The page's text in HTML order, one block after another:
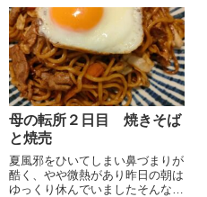
が元気に育っているところですこ
の調子で枯らさずにいきたいとお
もいますお昼は前日のアヒージ
ョ...
母の転所２日目 焼きそば
と焼売
夏風邪をひいてしまい鼻づまりが
酷く、やや微熱があり昨日の朝は
ゆっくり休んでいましたそんな